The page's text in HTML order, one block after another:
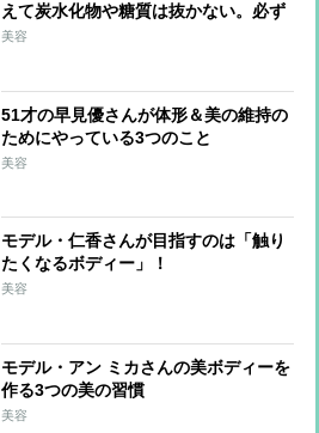
えて炭水化物や糖質は抜かない。必ず
1日3食摂る」
美容
51才の早見優さんが体形＆美の維持の
ためにやっている3つのこと
美容
モデル・仁香さんが目指すのは「触り
たくなるボディー」！
美容
モデル・アン ミカさんの美ボディーを
作る3つの美の習慣
美容